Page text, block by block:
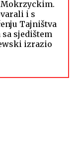
i s
Tajništva
sjedištem
izrazio